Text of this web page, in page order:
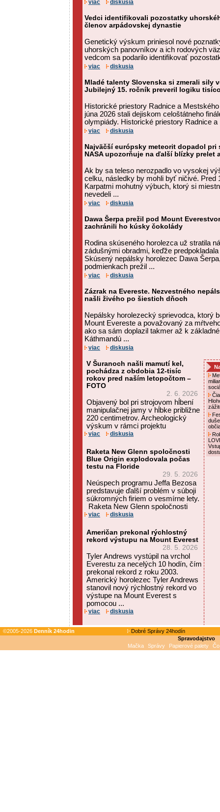
viac diskusia
Vedci identifikovali pozostatky
členov arpádovskej dynastie
Genetický výskum priniesol nové
uhorských panovníkov a ich rodových
vedcom sa podarilo identifikovať
viac diskusia
Mladé talenty Slovenska si zmerali sily
Jubilejný 15. ročník preveril logiku
Historické priestory Radnice a
júna 2026 stali dejiskom celoštátneho
olympiády. Historické priestory Radnice
viac diskusia
Najväčší európsky meteorit dopadol
NASA upozorňuje na ďalší blízky prelet
Ak by sa teleso nerozpadlo vo vysokej
celku, následky by mohli byť ničivé. Pred
Karpatmi mohutný výbuch, ktorý si
nevedeli ...
viac diskusia
Dawa Šerpa prežil pod Mount
zachránili ho kúsky čokolády
Rodina skúseného horolezca už stratila
zádušnými obradmi, keďže
Skúsený nepálsky horolezec Dawa
podmienkach prežil ...
viac diskusia
Zázrak na Evereste. Nezvestného
našli živého po šiestich dňoch
Nepálsky horolezecký sprievodca, ktorý
Mount Evereste a považovaný za
ako sa sám doplazil takmer až k
Káthmandú ...
viac diskusia
V Šuranoch našli mamutí kel,
pochádza z obdobia 12-tisíc
rokov pred naším letopočtom –
FOTO
2. 6. 2026
Objavený bol pri strojovom hĺbení
manipulačnej jamy v hĺbke približne
220 centimetrov. Archeologický
výskum v rámci projektu
viac diskusia
Raketa New Glenn spoločnosti
Blue Origin explodovala počas
testu na Floride
29. 5. 2026
Neúspech programu Jeffa Bezosa
predstavuje ďalší problém v súboji
súkromných firiem o vesmírne lety.
Raketa New Glenn spoločnosti
viac diskusia
Američan prekonal rýchlostný
rekord výstupu na Mount Everest
28. 5. 2026
Tyler Andrews vystúpil na vrchol
Everestu za necelých 10 hodín, čím
prekonal rekord z roku 2003.
Americký horolezec Tyler Andrews
stanovil nový rýchlostný rekord vo
výstupe na Mount Everest s
pomocou ...
viac diskusia
©2005-2026 Denník 24hodin
Dobré Správy 24hodín
Spravodajstvo
Mačka
Správy Papierové palety